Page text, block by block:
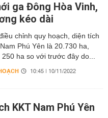
ga Đông Hòa Vinh,
kéo dài
chỉnh quy hoạch, diện tích
Phú Yên là 20.730 ha,
250 ha so với trước đây do...
10:45 | 10/11/2022
KKT Nam Phú Yên